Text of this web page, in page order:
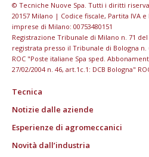
© Tecniche Nuove Spa. Tutti i diritti
20157 Milano | Codice fiscale, Partita IVA
imprese di Milano: 00753480151
Registrazione Tribunale di Milano n. 71
registrata presso il Tribunale di Bologna n.
ROC "Poste italiane Spa sped.
27/02/2004 n. 46, art.1c.1: DCB Bologna"
Tecnica
Notizie dalle aziende
Esperienze di agromeccanici
Novità dall’industria